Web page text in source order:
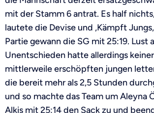
mit der Stamm 6 antrat. Es half
lautete die Devise und „Kämpft
Partie gewann die SG mit 25:19. Lust
Unentschieden hatte allerdings
mittlerweile erschöpften jungen
die bereit mehr als 2,5 Stunden
und so machte das Team um Aleyna
Alkis mit 25:14 den Sack zu und